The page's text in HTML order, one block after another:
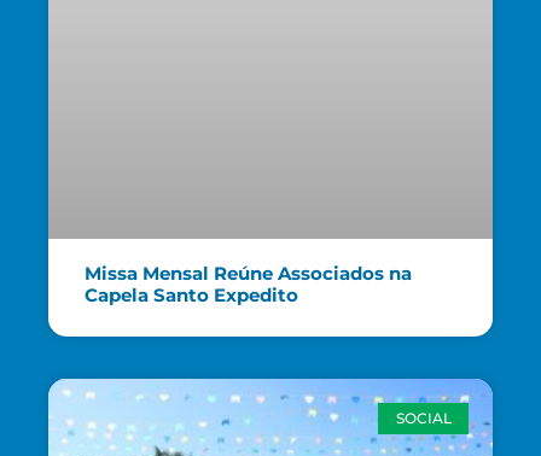
Missa Mensal Reúne Associados na
Capela Santo Expedito
SOCIAL